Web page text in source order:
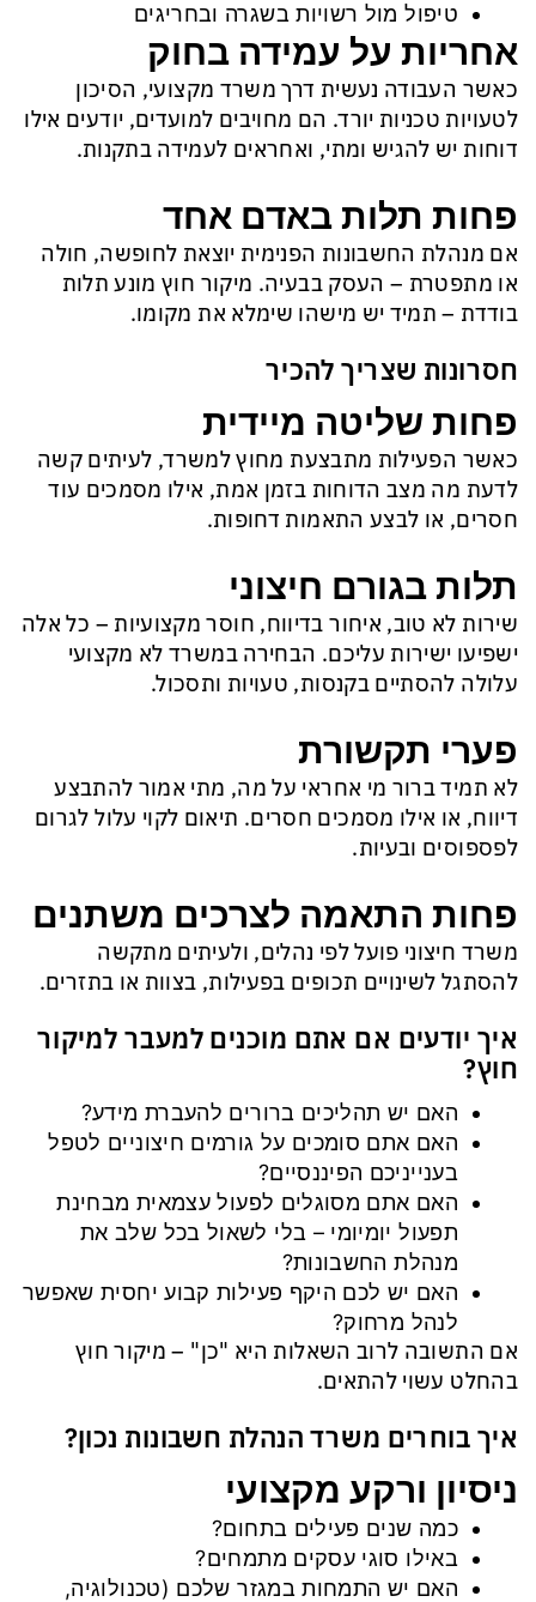
טיפול מול רשויות בשגרה ובחריגים
אחריות על עמידה בחוק
כאשר העבודה נעשית דרך משרד מקצועי, הסיכון
לטעויות טכניות יורד. הם מחויבים למועדים, יודעים אילו
דוחות יש להגיש ומתי, ואחראים לעמידה בתקנות.
פחות תלות באדם אחד
אם מנהלת החשבונות הפנימית יוצאת לחופשה, חולה
או מתפטרת – העסק בבעיה. מיקור חוץ מונע תלות
בודדת – תמיד יש מישהו שימלא את מקומו.
חסרונות שצריך להכיר
פחות שליטה מיידית
כאשר הפעילות מתבצעת מחוץ למשרד, לעיתים קשה
לדעת מה מצב הדוחות בזמן אמת, אילו מסמכים עוד
חסרים, או לבצע התאמות דחופות.
תלות בגורם חיצוני
שירות לא טוב, איחור בדיווח, חוסר מקצועיות – כל אלה
ישפיעו ישירות עליכם. הבחירה במשרד לא מקצועי
עלולה להסתיים בקנסות, טעויות ותסכול.
פערי תקשורת
לא תמיד ברור מי אחראי על מה, מתי אמור להתבצע
דיווח, או אילו מסמכים חסרים. תיאום לקוי עלול לגרום
לפספוסים ובעיות.
פחות התאמה לצרכים משתנים
משרד חיצוני פועל לפי נהלים, ולעיתים מתקשה
להסתגל לשינויים תכופים בפעילות, בצוות או בתזרים.
איך יודעים אם אתם מוכנים למעבר למיקור
חוץ?
האם יש תהליכים ברורים להעברת מידע?
האם אתם סומכים על גורמים חיצוניים לטפל
בענייניכם הפיננסיים?
האם אתם מסוגלים לפעול עצמאית מבחינת
תפעול יומיומי – בלי לשאול בכל שלב את
מנהלת החשבונות?
האם יש לכם היקף פעילות קבוע יחסית שאפשר
לנהל מרחוק?
אם התשובה לרוב השאלות היא "כן" – מיקור חוץ
בהחלט עשוי להתאים.
איך בוחרים משרד הנהלת חשבונות נכון?
ניסיון ורקע מקצועי
כמה שנים פעילים בתחום?
באילו סוגי עסקים מתמחים?
האם יש התמחות במגזר שלכם (טכנולוגיה,